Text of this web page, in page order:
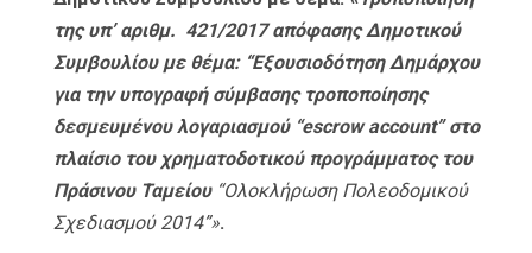
της υπ’ αριθμ. 421/2017 απόφασης Δημοτικού
Συμβουλίου με θέμα: “Εξουσιοδότηση Δημάρχου
για την υπογραφή σύμβασης τροποποίησης
δεσμευμένου λογαριασμού “escrow account” στο
πλαίσιο του χρηματοδοτικού προγράμματος του
Πράσινου Ταμείου“Ολοκλήρωση Πολεοδομικού
Σχεδιασμού 2014”».